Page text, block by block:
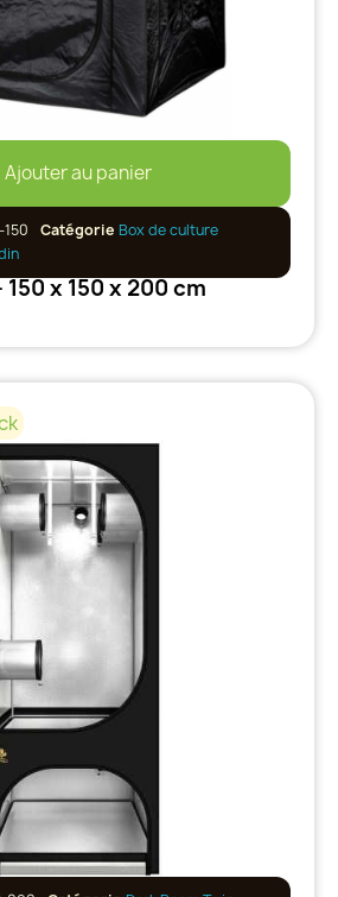
Ajouter au panier
Catégorie Box de culture
150 x 150 x 200 cm